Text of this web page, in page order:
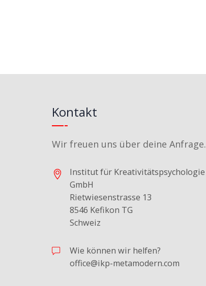
Kontakt
Wir freuen uns über deine Anfrage.
Institut für Kreativitätspsychologie
GmbH
Rietwiesenstrasse 13
8546 Kefikon TG
Schweiz
Wie können wir helfen?
office@ikp-metamodern.com